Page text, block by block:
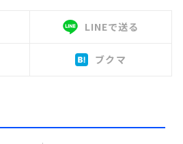
LINEで送る
ブクマ